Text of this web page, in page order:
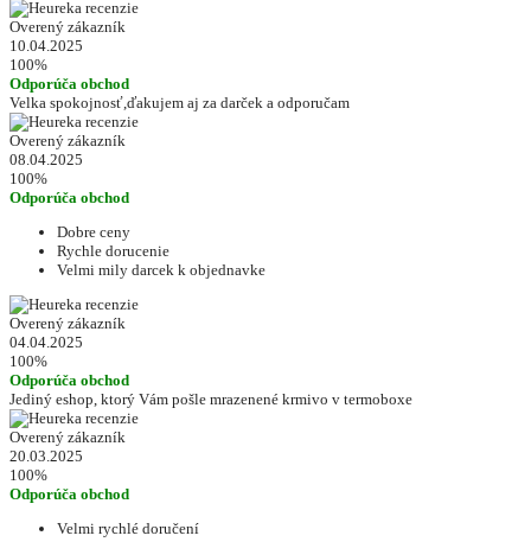
Overený zákazník
10.04.2025
100%
Odporúča obchod
Velka spokojnosť,ďakujem aj za darček a odporučam
Overený zákazník
08.04.2025
100%
Odporúča obchod
Dobre ceny
Rychle dorucenie
Velmi mily darcek k objednavke
Overený zákazník
04.04.2025
100%
Odporúča obchod
Jediný eshop, ktorý Vám pošle mrazenené krmivo v termoboxe
Overený zákazník
20.03.2025
100%
Odporúča obchod
Velmi rychlé doručení